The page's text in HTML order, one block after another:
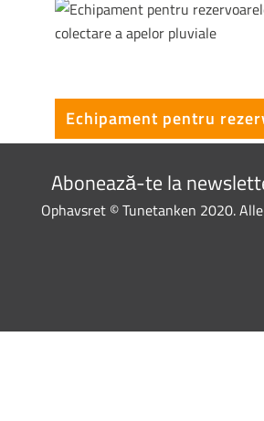
Abonează-te la
Ophavsret © Tunetanken 2020.